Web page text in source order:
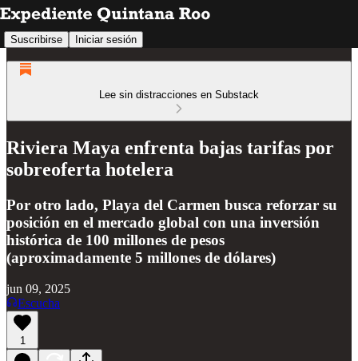
Suscribirse Iniciar sesión
Lee sin distracciones en Substack
Riviera Maya enfrenta bajas tarifas por
sobreoferta hotelera
Por otro lado, Playa del Carmen busca reforzar su
posición en el mercado global con una inversión
histórica de 100 millones de pesos
(aproximadamente 5 millones de dólares)
jun 09, 2025
Escucha
1